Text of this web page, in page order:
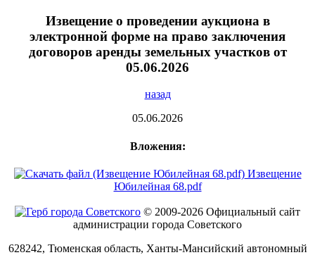
Извещение о проведении аукциона в
электронной форме на право заключения
договоров аренды земельных участков от
05.06.2026
назад
05.06.2026
Вложения:
Извещение
Юбилейная 68.pdf
© 2009-2026 Официальный сайт
администрации города Советского
628242, Тюменская область, Ханты-Мансийский автономный